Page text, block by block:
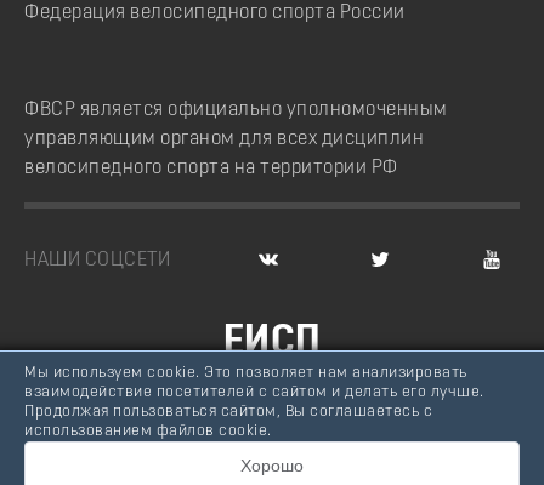
Федерация велосипедного спорта России
ФВСР является официально уполномоченным
управляющим органом для всех дисциплин
велосипедного спорта на территории РФ
НАШИ СОЦСЕТИ
ЕИСП
ВЕЛОСПОРТ РОССИИ
© Федерация велосипедного спорта России, 2007 -
2026
Мы используем cookie. Это позволяет нам анализировать
взаимодействие посетителей с сайтом и делать его лучше.
Продолжая пользоваться сайтом, Вы соглашаетесь с
использованием файлов cookie.
Хорошо